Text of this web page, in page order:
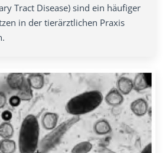
Tract Disease) sind ein häufiger
in der tierärztlichen Praxis